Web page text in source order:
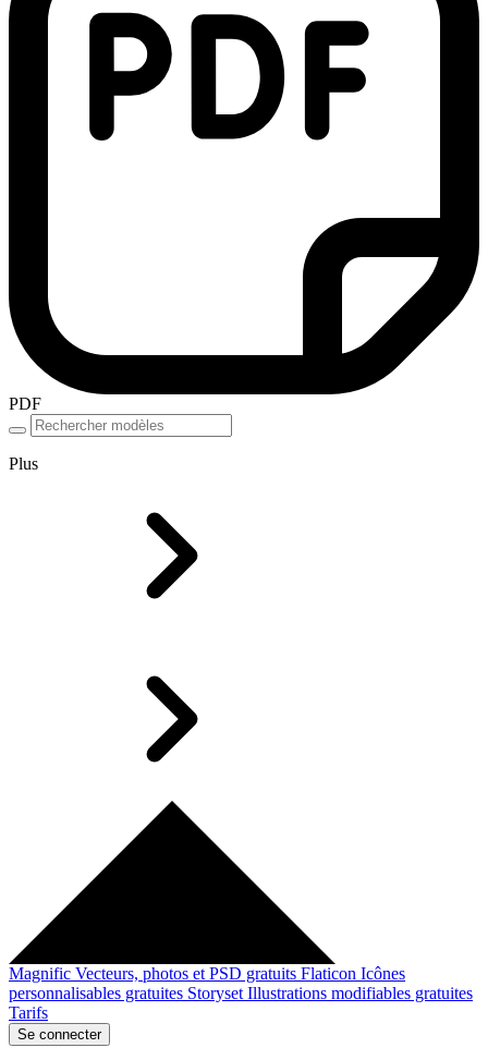
PDF
Plus
Magnific Vecteurs, photos et PSD gratuits Flaticon Icônes
personnalisables gratuites Storyset Illustrations modifiables gratuites
Tarifs
Se connecter